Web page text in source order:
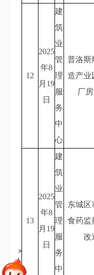
12
2025
年8
月19
日
建
筑
业
管
理
服
务
中
心
普洛斯
造产业
厂房
13
2025
年8
月19
日
建
筑
业
管
理
服
务
中
东城区
食药监
改
+